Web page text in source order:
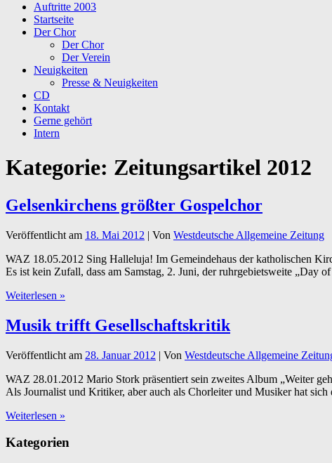
Auftritte 2003
Startseite
Der Chor
Der Chor
Der Verein
Neuigkeiten
Presse & Neuigkeiten
CD
Kontakt
Gerne gehört
Intern
Kategorie: Zeitungsartikel 2012
Gelsenkirchens größter Gospelchor
Veröffentlicht am 18. Mai 2012 | Von Westdeutsche Allgemeine Zeitung
WAZ 18.05.2012 Sing Halleluja! Im Gemeindehaus der katholischen
Es ist kein Zufall, dass am Samstag, 2. Juni, der ruhrgebietsweite
Weiterlesen »
Gospelchor
Musik trifft Gesellschaftskritik
Veröffentlicht am 28. Januar 2012 | Von Westdeutsche Allgemeine
WAZ 28.01.2012 Mario Stork präsentiert sein zweites Album „Weiter
Als Journalist und Kritiker, aber auch als Chorleiter und Musiker hat
Weiterlesen »
Gesellschaftskritik
Kategorien